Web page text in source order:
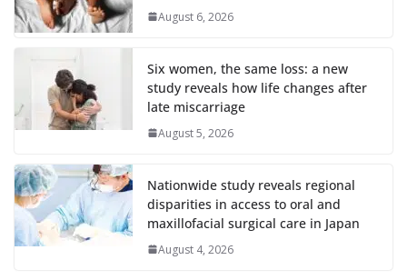
August 6, 2026
Six women, the same loss: a new
study reveals how life changes after
late miscarriage
August 5, 2026
Nationwide study reveals regional
disparities in access to oral and
maxillofacial surgical care in Japan
August 4, 2026